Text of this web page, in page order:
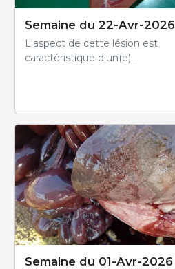
Semaine du 22-Avr-2026
L'aspect de cette lésion est
caractéristique d'un(e)...
Semaine du 01-Avr-2026